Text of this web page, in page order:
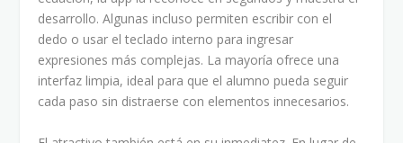
desarrollo. Algunas incluso permiten escribir con el
dedo o usar el teclado interno para ingresar
expresiones más complejas. La mayoría ofrece una
interfaz limpia, ideal para que el alumno pueda seguir
cada paso sin distraerse con elementos innecesarios.